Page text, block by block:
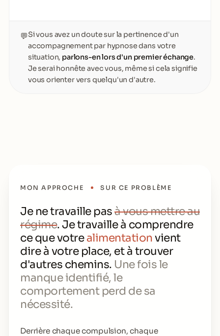
💬Si vous avez un doute sur la pertinence d'un
accompagnement par hypnose dans votre
situation, parlons-en lors d'un premier échange.
Je serai honnête avec vous, même si cela signifie
vous orienter vers quelqu'un d'autre.
MON APPROCHE SUR CE PROBLÈME
Je ne travaille pasà vous mettre au
régime. Je travaille à comprendre
ce que votrealimentationvient
dire à votre place, et à trouver
d'autres chemins. Une fois le
manque identifié, le
comportement perd de sa
nécessité.
Derrière chaque compulsion, chaque